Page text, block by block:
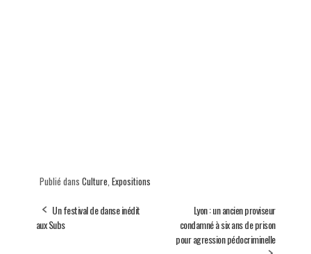
Publié dans Culture Expositions
Un festival de danse inédit
aux Subs
Lyon : un ancien proviseur
condamné à six ans de prison
pour agression pédocriminelle